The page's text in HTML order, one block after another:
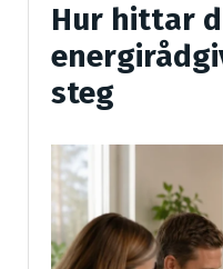
Hur hittar
steg